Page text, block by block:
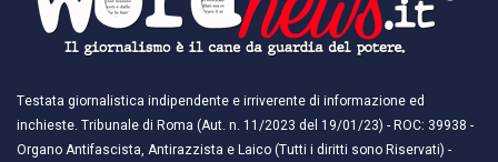
Testata giornalistica indipendente e irriverente di informazione ed
inchieste. Tribunale di Roma (Aut. n. 11/2023 del 19/01/23) - ROC: 39938 -
Organo Antifascista, Antirazzista e Laico (Tutti i diritti sono Riservati) -